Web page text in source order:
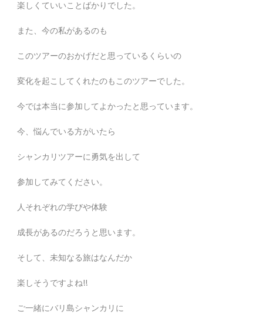
楽しくていいことばかりでした。
また、今の私があるのも
このツアーのおかげだと思っているくらいの
変化を起こしてくれたのもこのツアーでした。
今では本当に参加してよかったと思っています。
今、悩んでいる方がいたら
シャンカリツアーに勇気を出して
参加してみてください。
人それぞれの学びや体験
成長があるのだろうと思います。
そして、未知なる旅はなんだか
楽しそうですよね!!
ご一緒にバリ島シャンカリに